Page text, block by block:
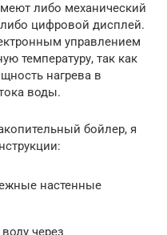
либо механический
либо цифровой дисплей.
управлением
температуру, так как
нагрева в
воды.
бойлер, я
настенные
через